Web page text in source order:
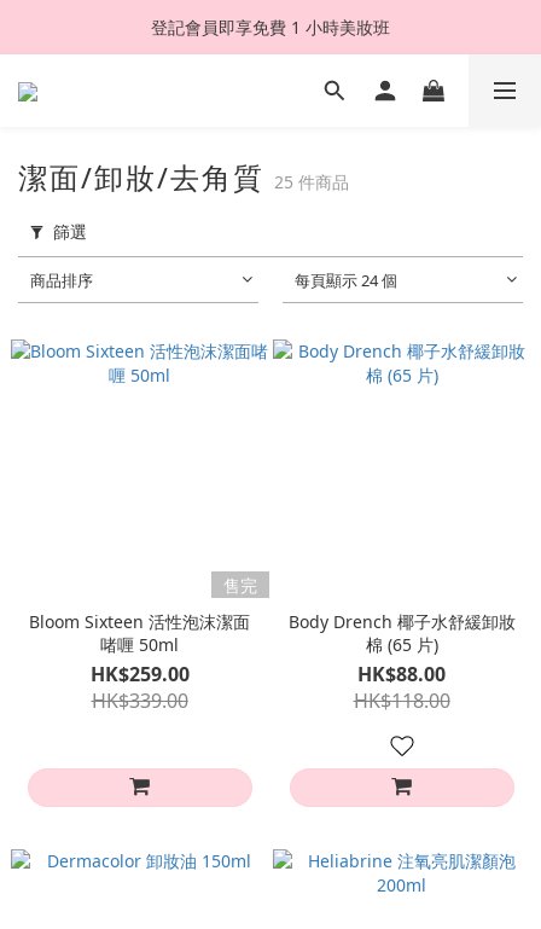
登記會員即享免費 1 小時美妝班
潔面/卸妝/去角質 25 件商品
篩選
商品排序 每頁顯示 24 個
售完
Bloom Sixteen 活性泡沫潔面
啫喱 50ml
HK$259.00
HK$339.00
Body Drench 椰子水舒緩卸妝
棉 (65 片)
HK$88.00
HK$118.00